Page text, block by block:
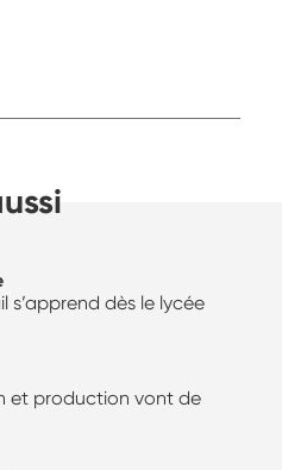
s’apprend dès le lycée
et production vont de